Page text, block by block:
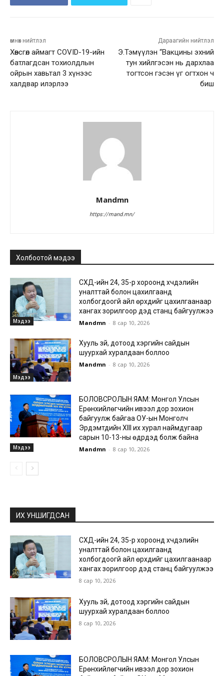
өмнөх нийтлэл
Хөвсгөл аймагт COVID-19-ийн
батлагдсан тохиолдлын
ойрын хавьтал 3 хүнээс
халдвар илэрлээ
Дараагийн нийтлэл
Э.Тэмүүлэн “Вакцины эхний
тун хийлгэсэн нь дархлаа
тогтсон гэсэн үг огтхон ч
биш
Mandmn
https://mand.mn/
Холбоотой мэдээ
Мэдээ
СХД-ийн 24, 35-р хороонд хүчдэлийн
уналттай болон цахилгаанд
холбогдоогүй айл өрхүүдийг цахилгаанаар
хангах зорилгоор дэд станц байгуулжээ
Mandmn - 8 сар 10, 2026
Мэдээ
Хууль зүй, дотоод хэргийн сайдын
шуурхай хуралдаан боллоо
Mandmn - 8 сар 10, 2026
Мэдээ
БОЛОВСРОЛЫН ЯАМ: Монгол Улсын
Ерөнхийлөгчийн ивээл дор зохион
байгуулж байгаа ОУ-ын Монголч
Эрдэмтдийн XIII их хурал наймдугаар
сарын 10-13-ны өдрүүдэд болж байна
Mandmn - 8 сар 10, 2026
ИХ УНШИГДСАН
СХД-ийн 24, 35-р хороонд хүчдэлийн
уналттай болон цахилгаанд
холбогдоогүй айл өрхүүдийг цахилгаанаар
хангах зорилгоор дэд станц байгуулжээ
8 сар 10, 2026
Хууль зүй, дотоод хэргийн сайдын
шуурхай хуралдаан боллоо
8 сар 10, 2026
БОЛОВСРОЛЫН ЯАМ: Монгол Улсын
Ерөнхийлөгчийн ивээл дор зохион